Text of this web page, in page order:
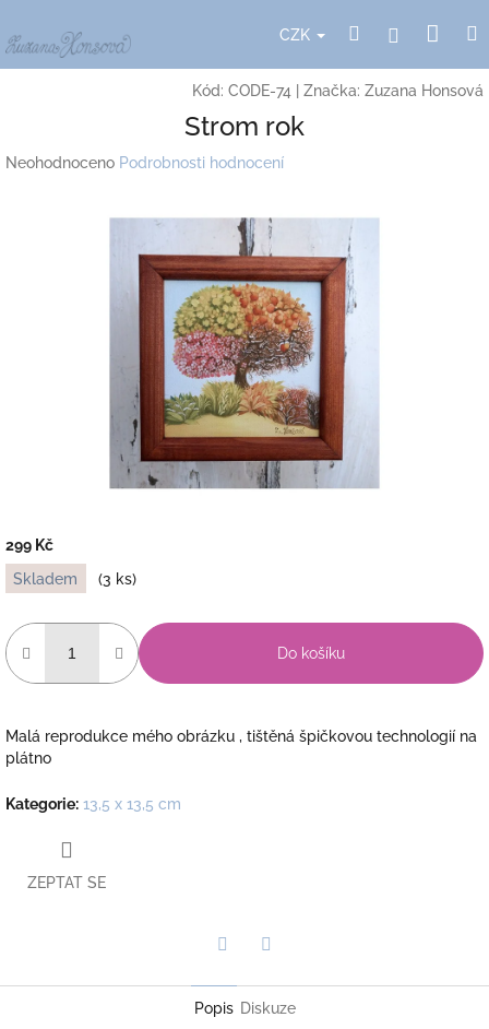
na
obsah
CZK HledatPřihlášení
Kód: CODE-74 Značka: Zuzana Honsová
Strom rok
Průměrné
Neohodnoceno Podrobnosti hodnocení
299 Kč
Měrná
cena:
Skladem (3 ks)
Do košíku
Malá reprodukce mého obrázku , tištěná špičkovou technologií na
plátno
Kategorie: 13,5 x 13,5 cm
ZEPTAT SE
Popis Diskuze